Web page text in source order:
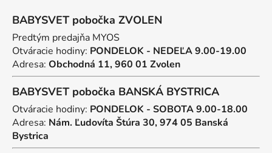
BABYSVET pobočka ZVOLEN
Predtým predajňa MYOS
Otváracie hodiny: PONDELOK - NEDEĽA 9.00-19.00
Adresa: Obchodná 11, 960 01 Zvolen
BABYSVET pobočka BANSKÁ BYSTRICA
Otváracie hodiny: PONDELOK - SOBOTA 9.00-18.00
Adresa: Nám. Ľudovíta Štúra 30, 974 05 Banská
Bystrica